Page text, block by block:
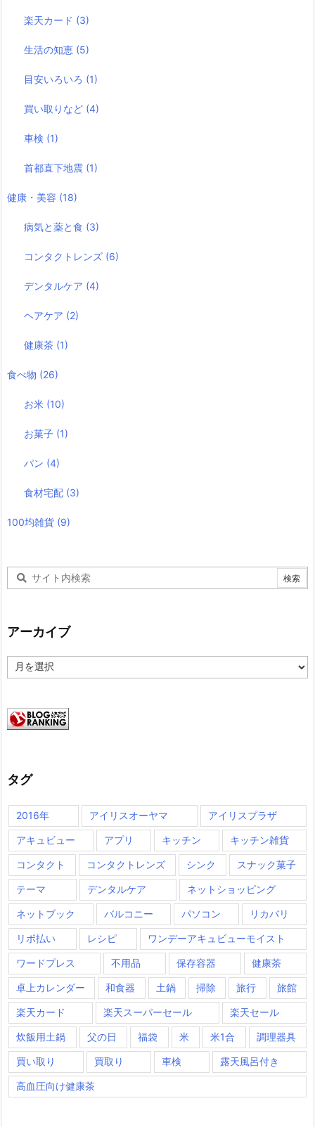
楽天カード (3)
生活の知恵 (5)
目安いろいろ (1)
買い取りなど (4)
車検 (1)
首都直下地震 (1)
健康・美容 (18)
病気と薬と食 (3)
コンタクトレンズ (6)
デンタルケア (4)
ヘアケア (2)
健康茶 (1)
食べ物 (26)
お米 (10)
お菓子 (1)
パン (4)
食材宅配 (3)
100均雑貨 (9)
アーカイブ
ー
ブ
タグ
2016年 アイリスオーヤマ アイリスプラザ
アキュビュー アプリ キッチン キッチン雑貨
コンタクト コンタクトレンズ シンク スナック菓子
テーマ デンタルケア ネットショッピング
ネットブック バルコニー パソコン リカバリ
リボ払い レシピ ワンデーアキュビューモイスト
ワードプレス 不用品 保存容器 健康茶
卓上カレンダー 和食器 土鍋 掃除 旅行 旅館
楽天カード 楽天スーパーセール 楽天セール
炊飯用土鍋 父の日 福袋 米 米1合 調理器具
買い取り 買取り 車検 露天風呂付き
高血圧向け健康茶